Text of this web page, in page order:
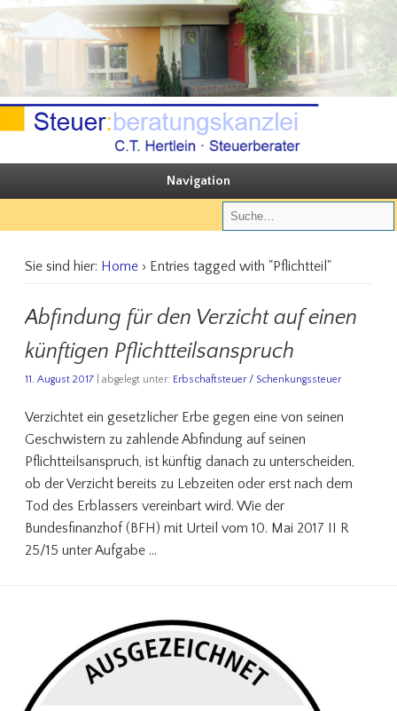
Steuerberatungskanzlei C.T. Hertlein
Sie steuern, wir beraten
Navigation
Sie sind hier: Home› Entries tagged with "Pflichtteil"
Abfindung für den Verzicht auf einen
künftigen Pflichtteilsanspruch
11. August 2017| abgelegt unter: Erbschaftsteuer / Schenkungssteuer
Verzichtet ein gesetzlicher Erbe gegen eine von seinen
Geschwistern zu zahlende Abfindung auf seinen
Pflichtteilsanspruch, ist künftig danach zu unterscheiden,
ob der Verzicht bereits zu Lebzeiten oder erst nach dem
Tod des Erblassers vereinbart wird. Wie der
Bundesfinanzhof (BFH) mit Urteil vom 10. Mai 2017 II R
25/15 unter Aufgabe …